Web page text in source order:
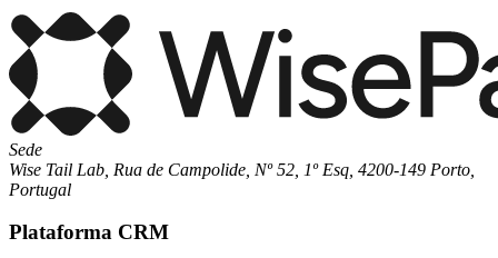
Sede
Wise Tail Lab, Rua de Campolide, Nº 52, 1º Esq, 4200-149 Porto,
Portugal
Plataforma CRM